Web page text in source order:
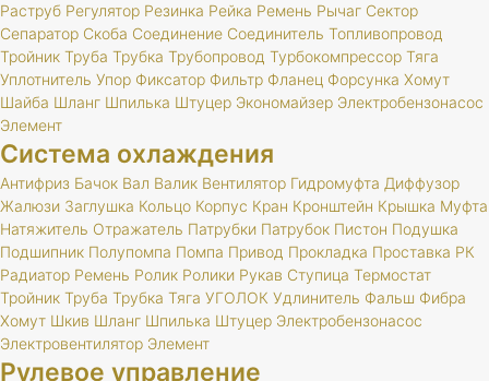
Раструб Регулятор Резинка Рейка Ремень Рычаг Сектор
Сепаратор Скоба Соединение Соединитель Топливопровод
Тройник Труба Трубка Трубопровод Турбокомпрессор Тяга
Уплотнитель Упор Фиксатор Фильтр Фланец Форсунка Хомут
Шайба Шланг Шпилька Штуцер Экономайзер Электробензонасос
Элемент
Система охлаждения
Антифриз Бачок Вал Валик Вентилятор Гидромуфта Диффузор
Жалюзи Заглушка Кольцо Корпус Кран Кронштейн Крышка Муфта
Натяжитель Отражатель Патрубки Патрубок Пистон Подушка
Подшипник Полупомпа Помпа Привод Прокладка Проставка РК
Радиатор Ремень Ролик Ролики Рукав Ступица Термостат
Тройник Труба Трубка Тяга УГОЛОК Удлинитель Фальш Фибра
Хомут Шкив Шланг Шпилька Штуцер Электробензонасос
Электровентилятор Элемент
Рулевое управление